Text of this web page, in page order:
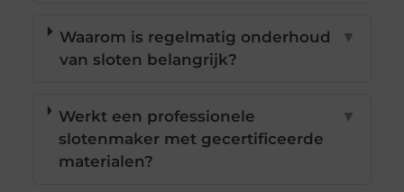
Waarom is regelmatig onderhoud
van sloten belangrijk?
▼
Werkt een professionele
slotenmaker met gecertificeerde
materialen?
▼